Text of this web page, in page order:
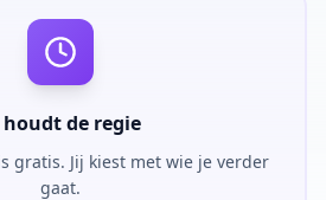
houdt de regie
gratis. Jij kiest met wie je verder
gaat.